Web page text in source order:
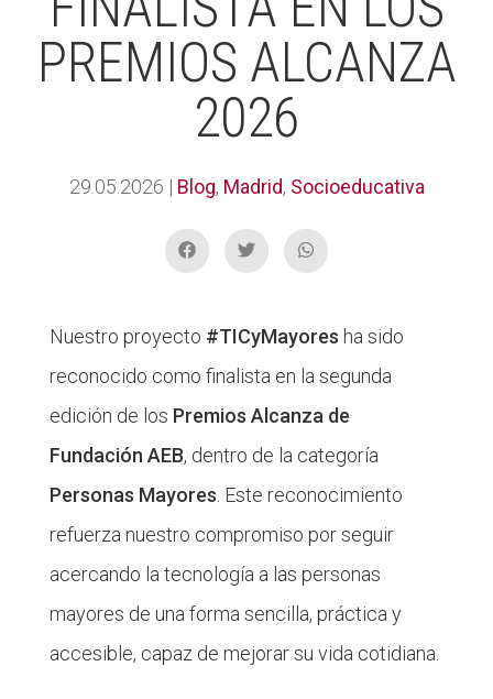
PREMIOS ALCANZA
2026
29.05.2026 | Blog, Madrid, Socioeducativa
Nuestro proyecto #TICyMayores ha sido
reconocido como finalista en la segunda
edición de los Premios Alcanza de
Fundación AEB, dentro de la categoría
Personas Mayores . Este reconocimiento
refuerza nuestro compromiso por seguir
acercando la tecnología a las personas
mayores de una forma sencilla, práctica y
accesible, capaz de mejorar su vida cotidiana.